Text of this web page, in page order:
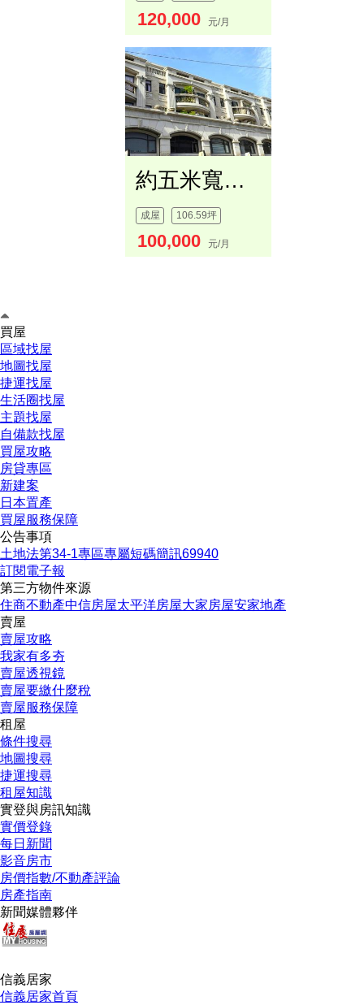
120,000 元/月
約五米寬大地建坪電梯透店
成屋 106.59坪
100,000 元/月
買屋
區域找屋
地圖找屋
捷運找屋
生活圈找屋
主題找屋
自備款找屋
買屋攻略
房貸專區
新建案
日本置產
買屋服務保障
公告事項
土地法第34-1專區專屬短碼簡訊69940
訂閱電子報
第三方物件來源
住商不動產中信房屋太平洋房屋大家房屋安家地產
賣屋
賣屋攻略
我家有多夯
賣屋透視鏡
賣屋要繳什麼稅
賣屋服務保障
租屋
條件搜尋
地圖搜尋
捷運搜尋
租屋知識
實登與房訊知識
實價登錄
每日新聞
影音房市
房價指數/不動產評論
房產指南
新聞媒體夥伴
信義居家
信義居家首頁